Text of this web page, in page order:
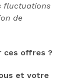
fluctuations
de
ces offres ?
et votre